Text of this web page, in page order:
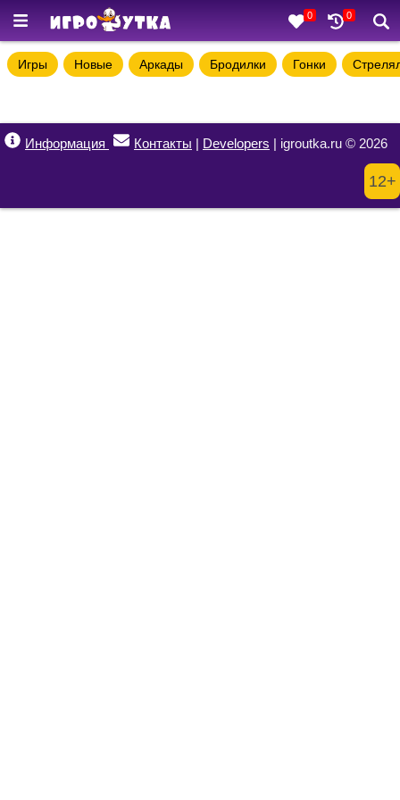
0 0
Игры Новые Аркады Бродилки Гонки
Информация Контакты | Developers | igroutka.ru © 2026
12+